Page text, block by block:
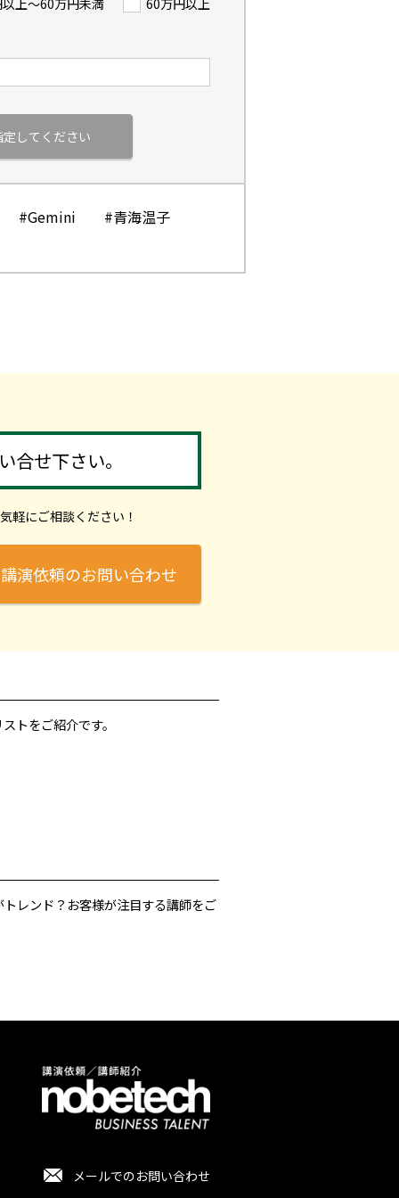
上〜60万円未満 60万円以上
#Gemini #青海温子
合せ下さい。
軽にご相談ください！
講演依頼のお問い合わせ
トをご紹介です。
レンド？お客様が注目する講師をご
メールでのお問い合わせ